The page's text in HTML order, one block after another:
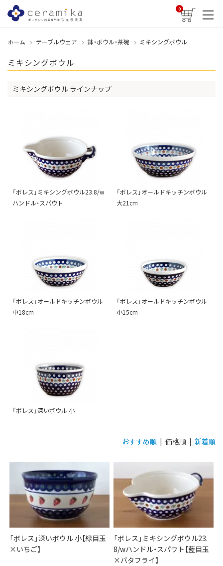
0
ホーム テーブルウェア 鉢・ボウル・茶碗 ミキシングボウル
ミキシングボウル
ミキシングボウル ラインナップ
「ボレス」ミキシングボウル23.8/w
ハンドル・スパウト
「ボレス」オールドキッチンボウル
大21cm
「ボレス」オールドキッチンボウル
中18cm
「ボレス」オールドキッチンボウル
小15cm
「ボレス」深いボウル 小
おすすめ順 | 価格順 | 新着順
「ボレス」深いボウル 小【緑目玉
×いちご】
「ボレス」ミキシングボウル23.
8/wハンドル・スパウト【藍目玉
×バタフライ】